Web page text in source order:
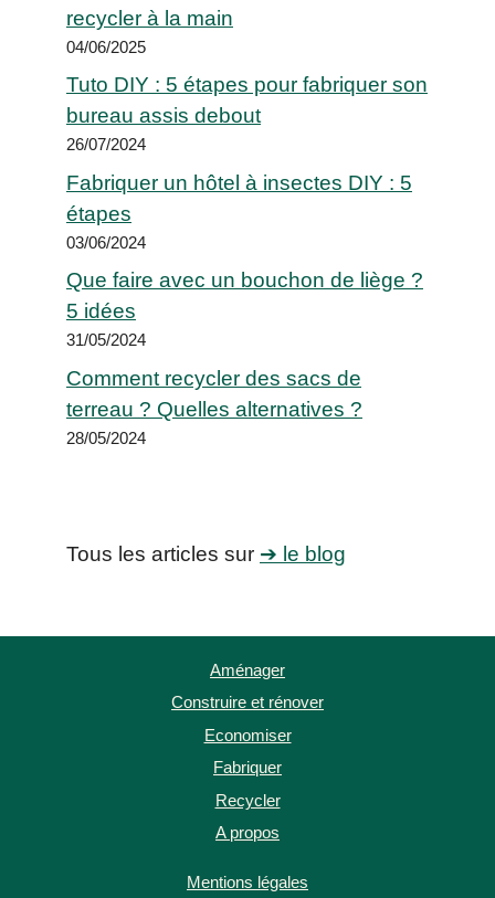
recycler à la main
04/06/2025
Tuto DIY : 5 étapes pour fabriquer son
bureau assis debout
26/07/2024
Fabriquer un hôtel à insectes DIY : 5
étapes
03/06/2024
Que faire avec un bouchon de liège ?
5 idées
31/05/2024
Comment recycler des sacs de
terreau ? Quelles alternatives ?
28/05/2024
Tous les articles sur ➔ le blog
Aménager
Construire et rénover
Economiser
Fabriquer
Recycler
A propos
Mentions légales